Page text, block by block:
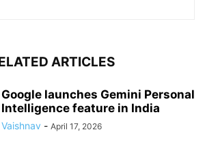
ARTICLES
Google launches Gemini Personal
Intelligence feature in India
Vaishnav - April 17, 2026